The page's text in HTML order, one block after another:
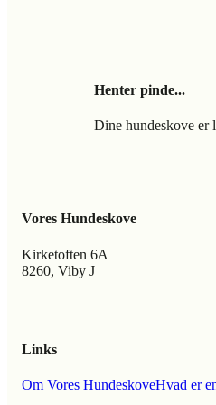
Henter pinde...
Dine hundeskove
Vores Hundeskove
Kirketoften 6A
8260, Viby J
Links
Om Vores HundeskoveHvad er